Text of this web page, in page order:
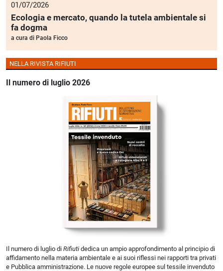
01/07/2026
Ecologia e mercato, quando la tutela ambientale si
fa dogma
a cura di Paola Ficco
NELLA RIVISTA RIFIUTI
Il numero di luglio 2026
Il numero di luglio di Rifiuti dedica un ampio approfondimento al principio di
affidamento nella materia ambientale e ai suoi riflessi nei rapporti tra privati
e Pubblica amministrazione. Le nuove regole europee sul tessile invenduto